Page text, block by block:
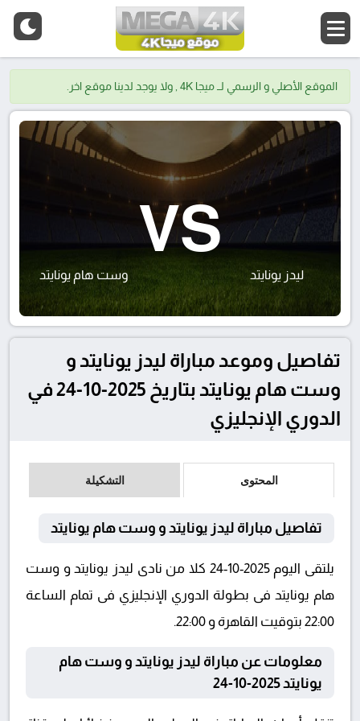
الموقع الأصلي و الرسمي لــ ميجا 4K , ولا يوجد لدينا موقع اخر.
ليدز يونايتد
VS
وست هام يونايتد
تفاصيل وموعد مباراة ليدز يونايتد و
وست هام يونايتد بتاريخ 2025-10-24 في
الدوري الإنجليزي
المحتوى التشكيلة
تفاصيل مباراة ليدز يونايتد و وست هام يونايتد
يلتقى اليوم 2025-10-24 كلا من نادى ليدز يونايتد و وست
هام يونايتد فى بطولة الدوري الإنجليزي فى تمام الساعة
22:00 بتوقيت القاهرة و 22:00.
معلومات عن مباراة ليدز يونايتد و وست هام
يونايتد 2025-10-24